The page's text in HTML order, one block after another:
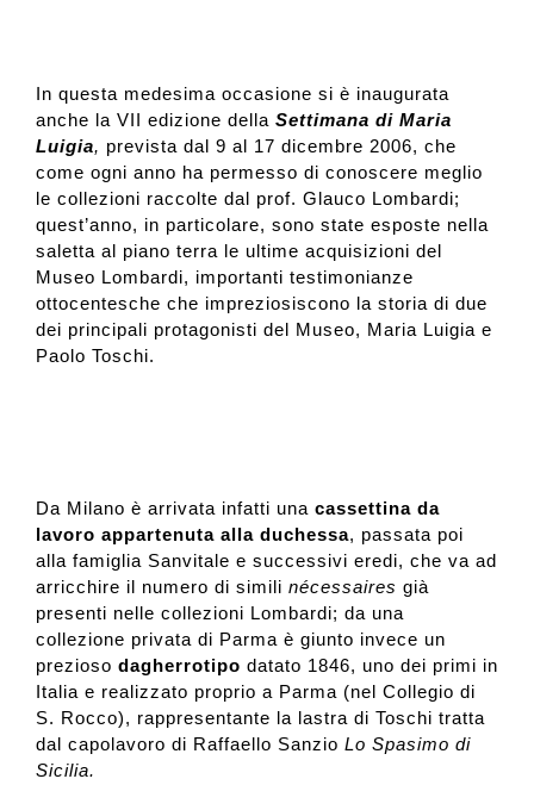
In questa medesima occasione si è inaugurata
anche la VII edizione della Settimana di Maria
Luigia, prevista dal 9 al 17 dicembre 2006, che
come ogni anno ha permesso di conoscere meglio
le collezioni raccolte dal prof. Glauco Lombardi;
quest’anno, in particolare, sono state esposte nella
saletta al piano terra le ultime acquisizioni del
Museo Lombardi, importanti testimonianze
ottocentesche che impreziosiscono la storia di due
dei principali protagonisti del Museo, Maria Luigia e
Paolo Toschi.
Da Milano è arrivata infatti una cassettina da
lavoro appartenuta alla duchessa, passata poi
alla famiglia Sanvitale e successivi eredi, che va ad
arricchire il numero di simili nécessaires già
presenti nelle collezioni Lombardi; da una
collezione privata di Parma è giunto invece un
prezioso dagherrotipo datato 1846, uno dei primi in
Italia e realizzato proprio a Parma (nel Collegio di
S. Rocco), rappresentante la lastra di Toschi tratta
dal capolavoro di Raffaello Sanzio Lo Spasimo di
Sicilia.